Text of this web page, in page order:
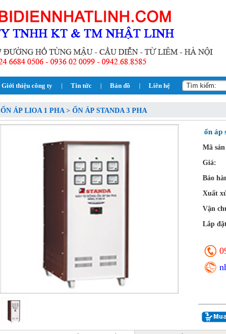
Giới thiệu công ty Tin tức Bản đồ Liên hệ
ỔN ÁP LIOA 1 PHA > ỔN ÁP STANDA 3 PHA
ổn áp
Mã
Giá:
Bảo
Xuất
Vận
Lắp